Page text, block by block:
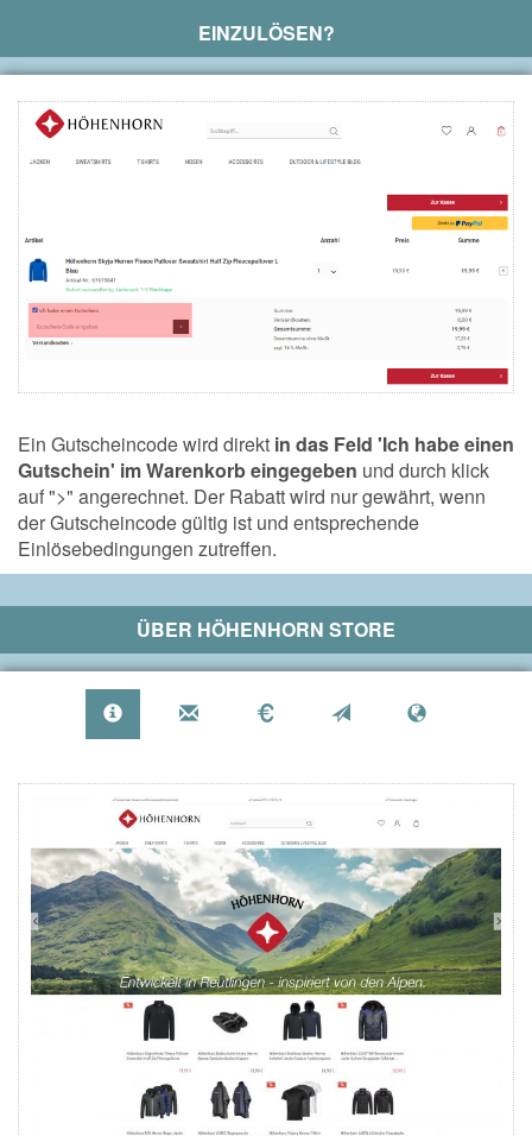
EINZULÖSEN?
Ein Gutscheincode wird direkt in das Feld 'Ich habe einen
Gutschein' im Warenkorb eingegeben und durch klick
auf ">" angerechnet. Der Rabatt wird nur gewährt, wenn
der Gutscheincode gültig ist und entsprechende
Einlösebedingungen zutreffen.
ÜBER HÖHENHORN STORE